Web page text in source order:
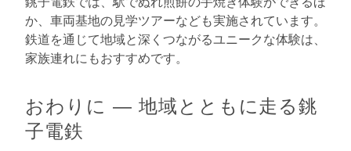
か、車両基地の見学ツアーなども実施されています。
鉄道を通じて地域と深くつながるユニークな体験は、
家族連れにもおすすめです。
おわりに ― 地域とともに走る銚
子電鉄